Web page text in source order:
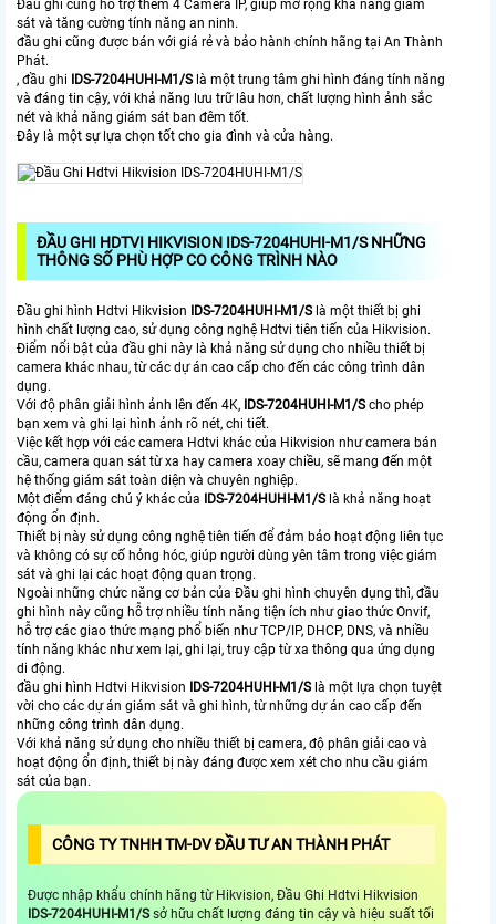
Đầu ghi cũng hỗ trợ thêm 4 Camera IP, giúp mở rộng khả năng giám
sát và tăng cường tính năng an ninh.
đầu ghi cũng được bán với giá rẻ và bảo hành chính hãng tại An Thành
Phát.
, đầu ghi
IDS-7204HUHI-M1/Slà một trung tâm ghi hình đáng tính năng
và đáng tin cậy, với khả năng lưu trữ lâu hơn, chất lượng hình ảnh sắc
nét và khả năng giám sát ban đêm tốt.
Đây là một sự lựa chọn tốt cho gia đình và cửa hàng.
ĐẦU GHI HDTVI HIKVISION IDS-7204HUHI-M1/S NHỮNG
THÔNG SỐ PHÙ HỢP CO CÔNG TRÌNH NÀO
Đầu ghi hình Hdtvi Hikvision IDS-7204HUHI-M1/Slà một thiết bị ghi
hình chất lượng cao, sử dụng công nghệ Hdtvi tiên tiến của Hikvision.
Điểm nổi bật của đầu ghi này là khả năng sử dụng cho nhiều thiết bị
camera khác nhau, từ các dự án cao cấp cho đến các công trình dân
dụng.
Với độ phân giải hình ảnh lên đến 4K, IDS-7204HUHI-M1/Scho phép
bạn xem và ghi lại hình ảnh rõ nét, chi tiết.
Việc kết hợp với các camera Hdtvi khác của Hikvision như camera bán
cầu, camera quan sát từ xa hay camera xoay chiều, sẽ mang đến một
hệ thống giám sát toàn diện và chuyên nghiệp.
Một điểm đáng chú ý khác của
IDS-7204HUHI-M1/Slà khả năng hoạt
động ổn định.
Thiết bị này sử dụng công nghệ tiên tiến để đảm bảo hoạt động liên tục
và không có sự cố hỏng hóc, giúp người dùng yên tâm trong việc giám
sát và ghi lại các hoạt động quan trọng.
Ngoài những chức năng cơ bản của Đầu ghi hình chuyên dụng thì, đầu
ghi hình này cũng hỗ trợ nhiều tính năng tiện ích như giao thức Onvif,
hỗ trợ các giao thức mạng phổ biến như TCP/IP, DHCP, DNS, và nhiều
tính năng khác như xem lại, ghi lại, truy cập từ xa thông qua ứng dụng
di động.
đầu ghi hình Hdtvi Hikvision
IDS-7204HUHI-M1/Slà một lựa chọn tuyệt
vời cho các dự án giám sát và ghi hình, từ những dự án cao cấp đến
những công trình dân dụng.
Với khả năng sử dụng cho nhiều thiết bị camera, độ phân giải cao và
hoạt động ổn định, thiết bị này đáng được xem xét cho nhu cầu giám
sát của bạn.
CÔNG TY TNHH TM-DV ĐẦU TƯ AN THÀNH PHÁT
Được nhập khẩu chính hãng từ Hikvision, Đầu Ghi Hdtvi Hikvision
IDS-7204HUHI-M1/Ssở hữu chất lượng đáng tin cậy và hiệu suất tối